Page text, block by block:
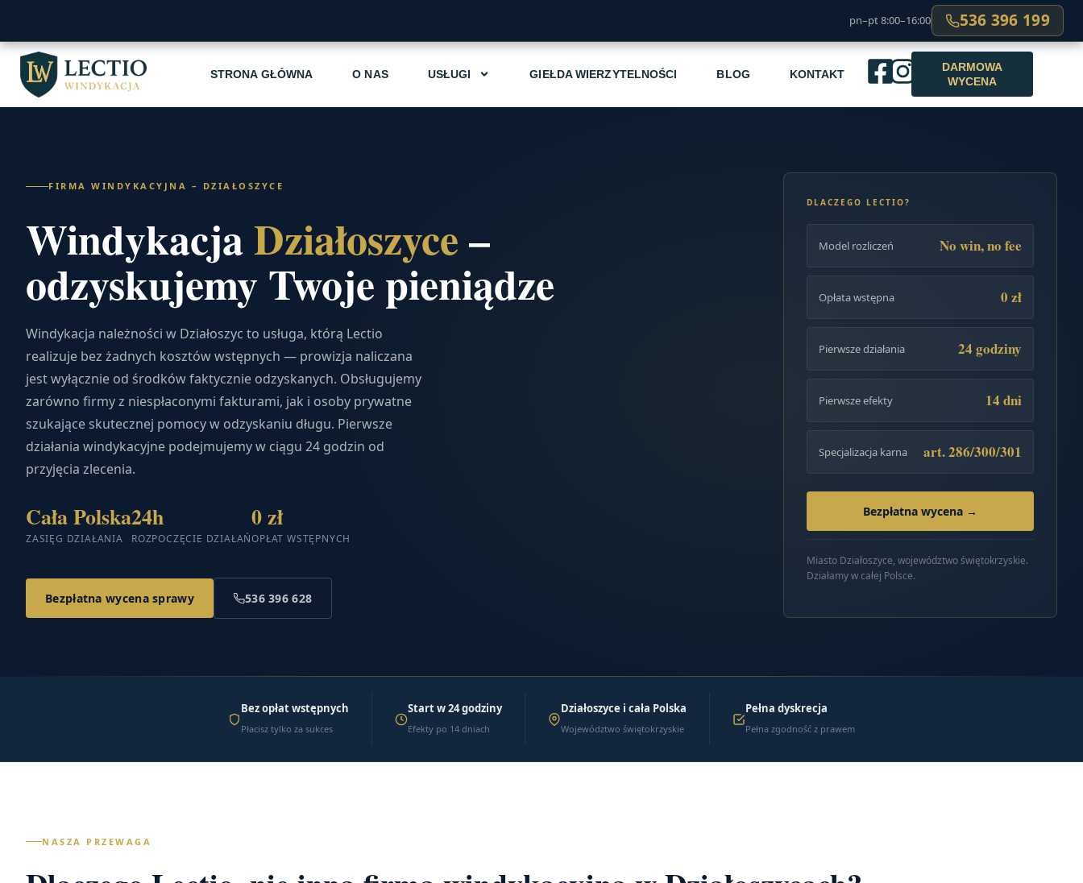
pn–pt 8:00–16:00 536 396 199
STRONA GŁÓWNA O NAS USŁUGI GIEŁDA WIERZYTELNOŚCI BLOG KONTAKT
DARMOWA
WYCENA
FIRMA WINDYKACYJNA – DZIAŁOSZYCE
WindykacjaDziałoszyce–
odzyskujemy Twoje pieniądze
Windykacja należności w Działoszyc to usługa, którą Lectio
realizuje bez żadnych kosztów wstępnych — prowizja naliczana
jest wyłącznie od środków faktycznie odzyskanych. Obsługujemy
zarówno firmy z niespłaconymi fakturami, jak i osoby prywatne
szukające skutecznej pomocy w odzyskaniu długu. Pierwsze
działania windykacyjne podejmujemy w ciągu 24 godzin od
przyjęcia zlecenia.
Cała Polska
ZASIĘG DZIAŁANIA
24h
ROZPOCZĘCIE DZIAŁAŃ
0 zł
OPŁAT WSTĘPNYCH
Bezpłatna wycena sprawy 536 396 628
DLACZEGO LECTIO?
Model rozliczeń No win, no fee
Opłata wstępna 0 zł
Pierwsze działania 24 godziny
Pierwsze efekty 14 dni
Specjalizacja karna art. 286/300/301
Bezpłatna wycena →
Miasto Działoszyce, województwo świętokrzyskie.
Działamy w całej Polsce.
Bez opłat wstępnych
Płacisz tylko za sukces
Start w 24 godziny
Efekty po 14 dniach
Działoszyce i cała Polska
Województwo świętokrzyskie
Pełna dyskrecja
Pełna zgodność z prawem
NASZA PRZEWAGA